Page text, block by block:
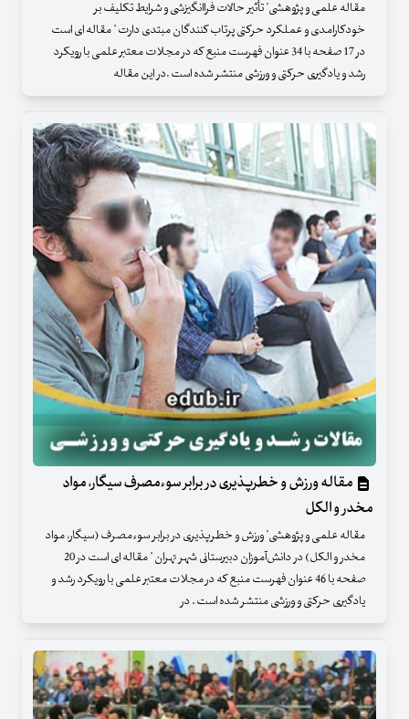
مقاله علمی و پژوهشی" تأثیر حالات فراانگیزشی و شرایط تکلیف بر
خودکارامدی و عملکرد حرکتی پرتاب کنندگان مبتدی دارت " مقاله ای است
در 17 صفحه با 34 عنوان فهرست منبع که در مجلات معتبر علمی با رویکرد
رشد و یادگیری حرکتی و ورزشی منتشر شده است .در این مقاله
مقاله ورزش و خطرپذیری در برابر سوءمصرف سیگار، مواد
مخدر و الکل
مقاله علمی و پژوهشی" ورزش و خطرپذیری در برابر سوءمصرف (سیگار، مواد
مخدر و الکل) در دانش‌آموزان دبیرستانی شهر تهران " مقاله ای است در 20
صفحه با 46 عنوان فهرست منبع که در مجلات معتبر علمی با رویکرد رشد و
یادگیری حرکتی و ورزشی منتشر شده است . در